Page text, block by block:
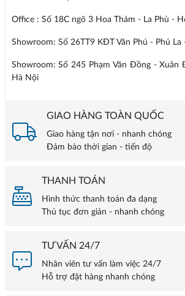
Office : Số 18C ngõ 3 Hoa Thám - La Phù -
Showroom: Số 26TT9 KĐT Văn Phú - Phú
Showroom: Số 245 Phạm Văn Đồng - Xuân
Hà Nội
GIAO HÀNG TOÀN QUỐC
Giao hàng tận nơi - nhanh chóng
Đảm bảo thời gian - tiến độ
THANH TOÁN
Hình thức thanh toán đa dạng
Thủ tục đơn giản - nhanh chóng
TƯ VẤN 24/7
Nhân viên tư vấn làm việc 24/7
Hỗ trợ đặt hàng nhanh chóng